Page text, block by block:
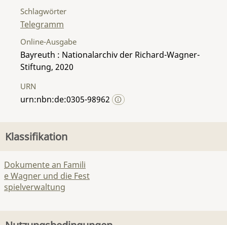
Schlagwörter
Telegramm
Online-Ausgabe
Bayreuth : Nationalarchiv der Richard-Wagner-
Stiftung, 2020
URN
urn:nbn:de:0305-98962
Klassifikation
Dokumente an Famili
e Wagner und die Fest
spielverwaltung